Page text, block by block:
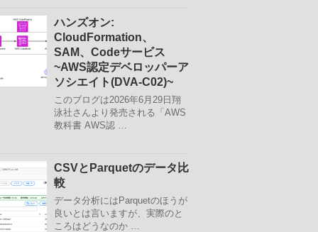
ハンズオン:
CloudFormation、
SAM、Codeサービス
~AWS認定デベロッパーア
ソシエイト(DVA-C02)~
このブログは2026年6月29日翔
泳社さんより発売される「AWS
教科書 AWS認 …
CSVとParquetのデータ比
較
データ分析にはParquetのほうが
良いとは言いますが、実際のと
ころはどうなのか …